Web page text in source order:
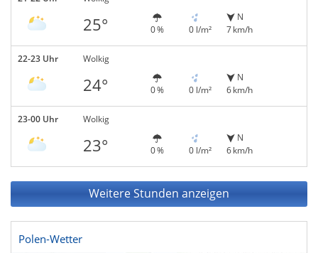
25° 0 % 0 l/m²
N
7 km/h
22-23 Uhr Wolkig
24° 0 % 0 l/m²
N
6 km/h
23-00 Uhr Wolkig
23° 0 % 0 l/m²
N
6 km/h
Weitere Stunden anzeigen
Polen-Wetter